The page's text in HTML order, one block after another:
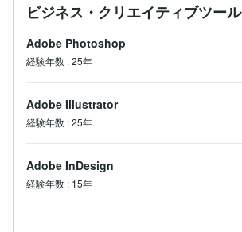
ビジネス・クリエイティブツール
Adobe Photoshop
経験年数 :25年
Adobe Illustrator
経験年数 :25年
Adobe InDesign
経験年数 : 15年